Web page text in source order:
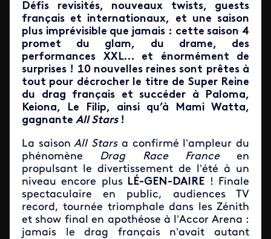
Défis revisités, nouveaux twists, guests
français et internationaux, et une saison
plus imprévisible que jamais : cette saison 4
promet du glam, du drame, des
performances XXL… et énormément de
surprises ! 10 nouvelles reines sont prêtes à
tout pour décrocher le titre de Super Reine
du drag français et succéder à Paloma,
Keiona, Le Filip, ainsi qu’à Mami Watta,
gagnante All Stars!
La saison All Starsa confirmé l’ampleur du
phénomène Drag Race Franceen
propulsant le divertissement de l’été à un
niveau encore plusLÉ-GEN-DAIRE ! Finale
spectaculaire en public, audiences TV
record, tournée triomphale dans les Zénith
et show final en apothéose à l’Accor Arena :
jamais le drag français n’avait autant